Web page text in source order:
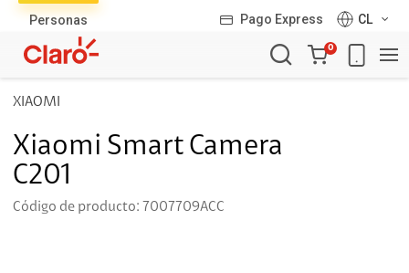
Personas Pago Express
CL
Carro
de
0
XIAOMI
Xiaomi Smart Camera
C201
Código de producto: 7007709ACC